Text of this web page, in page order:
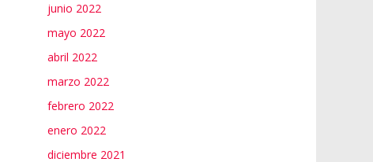
junio 2022
mayo 2022
abril 2022
marzo 2022
febrero 2022
enero 2022
diciembre 2021